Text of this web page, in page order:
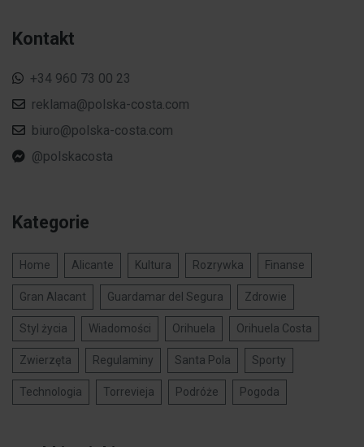
Kontakt
+34 960 73 00 23
reklama@polska-costa.com
biuro@polska-costa.com
@polskacosta
Kategorie
Home Alicante Kultura Rozrywka Finanse
Gran Alacant Guardamar del Segura Zdrowie
Styl życia Wiadomości Orihuela Orihuela Costa
Zwierzęta Regulaminy Santa Pola Sporty
Technologia Torrevieja Podróże Pogoda